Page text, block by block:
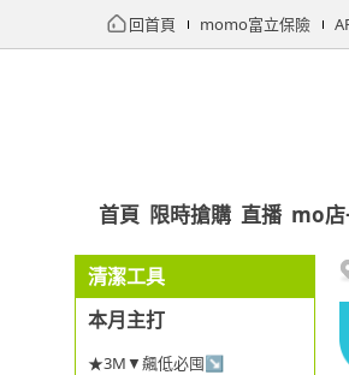
回首頁 momo富立保險
首頁 限時搶購 直播 mo店
清潔工具
本月主打
★3M▼飆低必囤↘